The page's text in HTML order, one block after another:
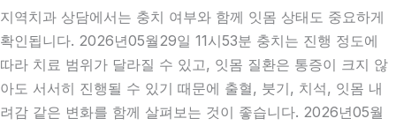
지역치과 상담에서는 충치 여부와 함께 잇몸 상태도 중요하게
확인됩니다. 2026년05월29일 11시53분 충치는 진행 정도에
따라 치료 범위가 달라질 수 있고, 잇몸 질환은 통증이 크지 않
아도 서서히 진행될 수 있기 때문에 출혈, 붓기, 치석, 잇몸 내
려감 같은 변화를 함께 살펴보는 것이 좋습니다. 2026년05월